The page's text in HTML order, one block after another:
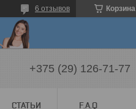
Корзина
6 отзывов
+375 (29) 126-71-77
СТАТЬИ F.A.Q